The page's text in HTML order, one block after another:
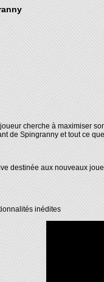
joueur cherche à maximiser
de Spingranny et tout ce
destinée aux nouveaux
inédites